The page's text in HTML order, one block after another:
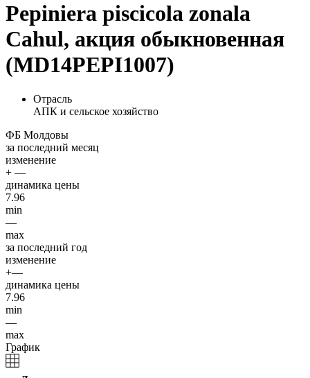
Pepiniera piscicola zonala
Cahul, акция обыкновенная
(MD14PEPI1007)
Отрасль
АПК и сельское хозяйство
ФБ Молдовы
за последний месяц
изменение
+ —
динамика цены
7.96
min
—
max
за последний год
изменение
+—
динамика цены
7.96
min
—
max
График